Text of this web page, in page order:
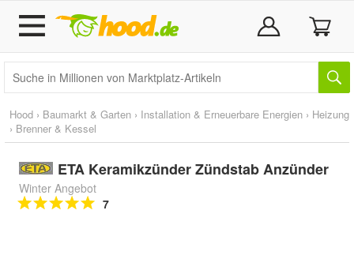
Hood › Baumarkt & Garten › Installation & Erneuerbare Energien › Heizung
› Brenner & Kessel
ETA Keramikzünder Zündstab Anzünder
Winter Angebot
7